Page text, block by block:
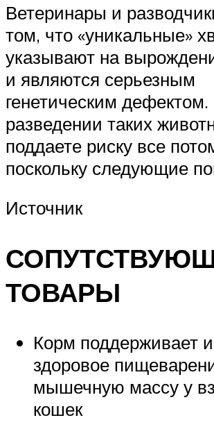
Ветеринары и
том, что «уникальные»
указывают на
и являются серьезным
генетическим
разведении таких
поддаете риску все
поскольку следующие
Источник
ТОВАРЫ
Корм поддерживает
здоровое
мышечную массу у
кошек